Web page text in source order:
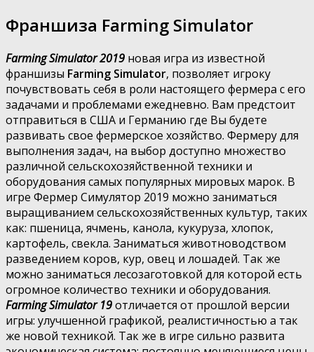
Франшиза Farming Simulator
Farming Simulator 2019 новая игра из известной
франшизы Farming Simulator, позволяет игроку
почувствовать себя в роли настоящего фермера с его
задачами и проблемами ежедневно. Вам предстоит
отправиться в США и Германию где Вы будете
развивать свое фермерское хозяйство. Фермеру для
выполнения задач, на выбор доступно множество
различной сельскохозяйственной техники и
оборудования самых популярных мировых марок. В
игре Фермер Симулятор 2019 можно заниматься
выращиванием сельскохозяйственных культур, таких
как: пшеница, ячмень, канола, кукуруза, хлопок,
картофель, свекла. Заниматься животноводством
разведением коров, кур, овец и лошадей. Так же
можно заниматься лесозаготовкой для которой есть
огромное количество техники и оборудования.
Farming Simulator 19отличается от прошлой версии
игры: улучшенной графикой, реалистичностью а так
же новой техникой. Так же в игре сильно развита